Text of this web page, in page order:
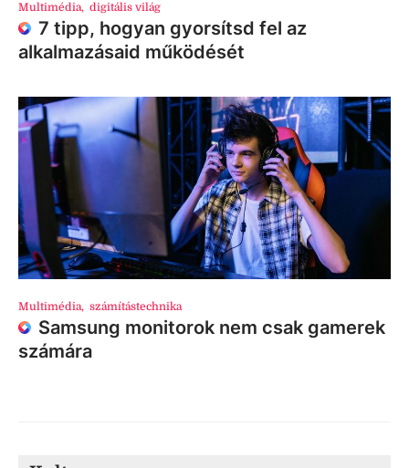
Multimédia, digitális világ
7 tipp, hogyan gyorsítsd fel az
alkalmazásaid működését
Multimédia, számítástechnika
Samsung monitorok nem csak gamerek
számára